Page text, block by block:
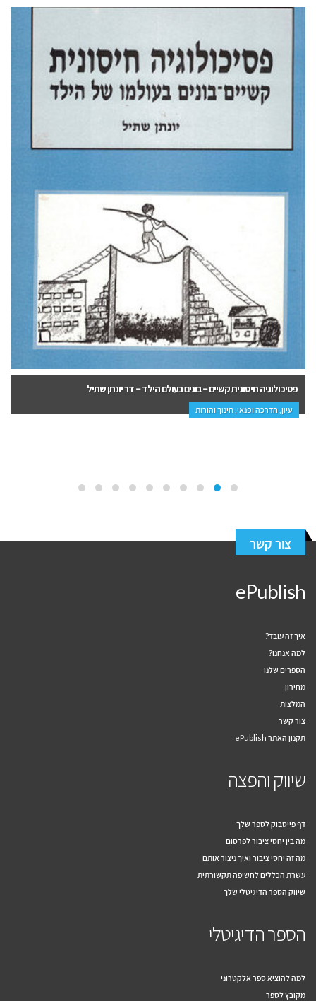
פסיכולוגיה חיסונית קשיים – בונים בעולם הילד – דר יונתן שתיל
עיון, הדרכה ופנאי, חינוך והורות
צור קשר
ePublish
איך זה עובד?
למה אנחנו?
הספרים שלנו
מחירון
המלצות
צור קשר
תקנון האתר ePublish
שיווק והפצה
דף פייסבוק לספר שלך
מה בין יחסי ציבור לפרסום
מה זה יחסי ציבור ואיך ניצור אותם
עשרת הכללים לחשיפה תקשורתית
שיווק הספר הדיגיטלי שלך
הספר הדיגיטלי
למה להוציא ספר אלקטרוני
מקובץ לספר